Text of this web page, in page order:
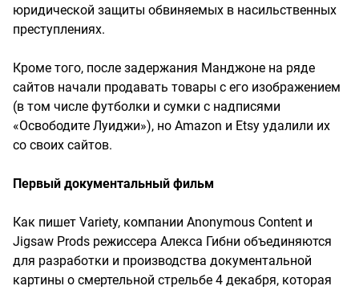
юридической защиты обвиняемых в насильственных
преступлениях.
Кроме того, после задержания Манджоне на ряде
сайтов начали продавать товары с его изображением
(в том числе футболки и сумки с надписями
«Освободите Луиджи»), но Amazon и Etsy удалили их
со своих сайтов.
Первый документальный фильм
Как пишет Variety, компании Anonymous Content и
Jigsaw Prods режиссера Алекса Гибни объединяются
для разработки и производства документальной
картины о смертельной стрельбе 4 декабря, которая